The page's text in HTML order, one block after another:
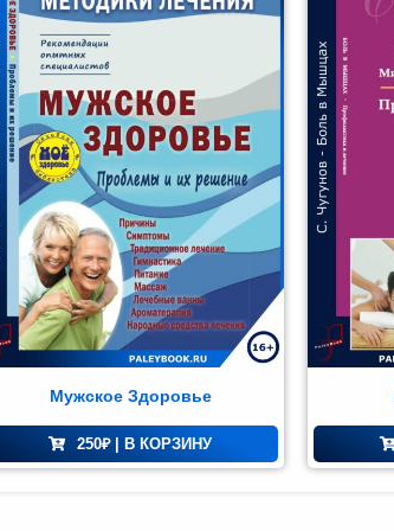
Мужское Здоровье
250₽ | В КОРЗИНУ